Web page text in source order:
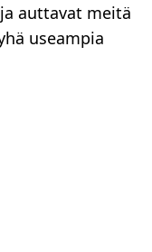
auttavat meitä
useampia